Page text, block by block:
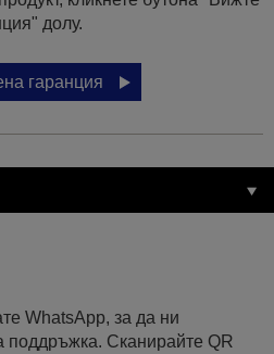
долу.
гаранция
WhatsApp, за да ни
Сканирайте QR